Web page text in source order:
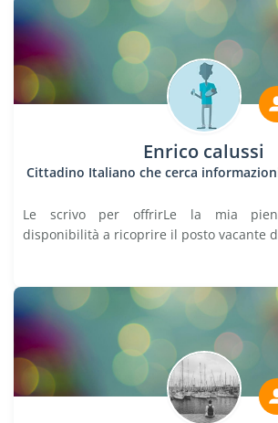
Enrico calussi
Cittadino Italiano che cerca
Le scrivo per offrirLe la mia
disponibilità a ricoprire il posto vacante